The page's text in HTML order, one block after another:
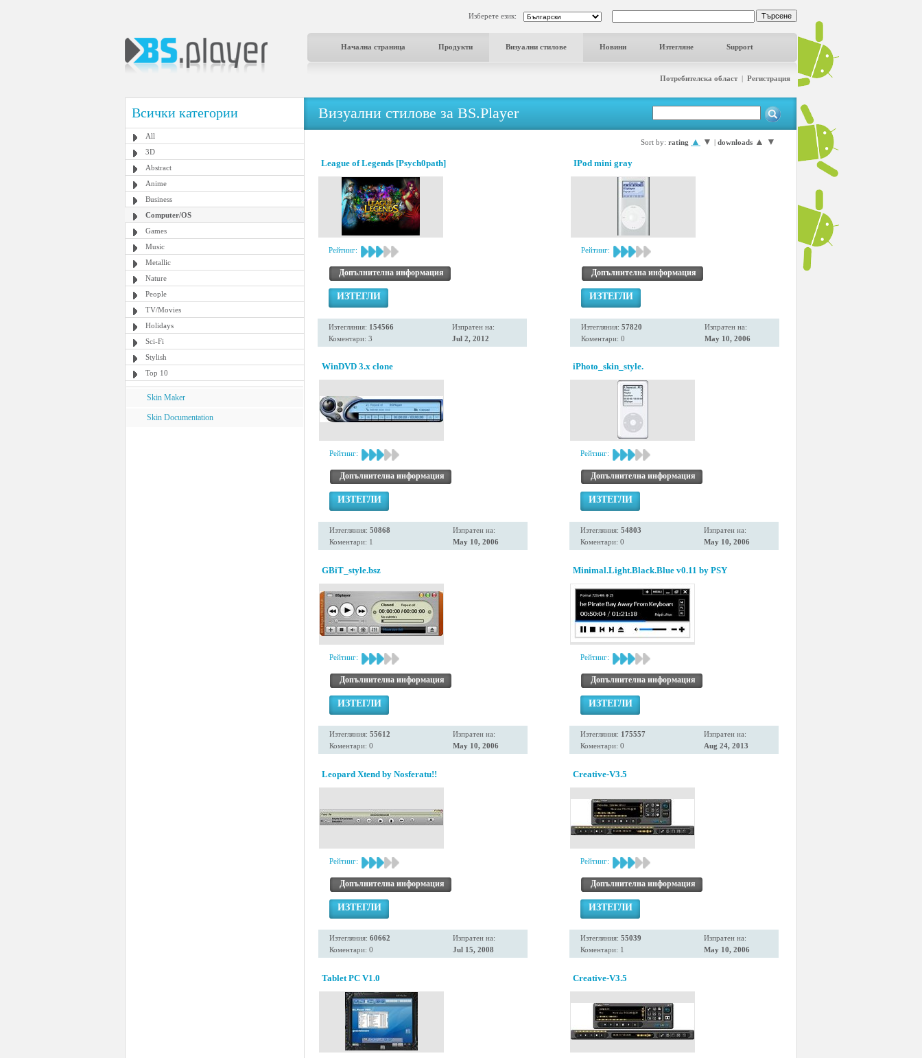
Изберете език:
Начална страница Продукти Визуални стилове Новини Изтегляне Support
Потребителска област| Регистрация
Всички категории
All
3D
Abstract
Anime
Business
Computer/OS
Games
Music
Metallic
Nature
People
TV/Movies
Holidays
Sci-Fi
Stylish
Top 10
Skin Maker
Skin Documentation
Визуални стилове за BS.Player
Sort by: rating ▲ ▼ | downloads ▲ ▼
League of Legends [Psych0path]
Рейтинг:
Допълнителна информация
ИЗТЕГЛИ
Изтегляния: 154566
Коментари: 3
Изпратен на:
Jul 2, 2012
IPod mini gray
Рейтинг:
Допълнителна информация
ИЗТЕГЛИ
Изтегляния: 57820
Коментари: 0
Изпратен на:
May 10, 2006
WinDVD 3.x clone
Рейтинг:
Допълнителна информация
ИЗТЕГЛИ
Изтегляния: 50868
Коментари: 1
Изпратен на:
May 10, 2006
iPhoto_skin_style.
Рейтинг:
Допълнителна информация
ИЗТЕГЛИ
Изтегляния: 54803
Коментари: 0
Изпратен на:
May 10, 2006
GBiT_style.bsz
Рейтинг:
Допълнителна информация
ИЗТЕГЛИ
Изтегляния: 55612
Коментари: 0
Изпратен на:
May 10, 2006
Minimal.Light.Black.Blue v0.11 by PSY
Рейтинг:
Допълнителна информация
ИЗТЕГЛИ
Изтегляния: 175557
Коментари: 0
Изпратен на:
Aug 24, 2013
Leopard Xtend by Nosferatu!!
Рейтинг:
Допълнителна информация
ИЗТЕГЛИ
Изтегляния: 60662
Коментари: 0
Изпратен на:
Jul 15, 2008
Creative-V3.5
Рейтинг:
Допълнителна информация
ИЗТЕГЛИ
Изтегляния: 55039
Коментари: 1
Изпратен на:
May 10, 2006
Tablet PC V1.0 Creative-V3.5